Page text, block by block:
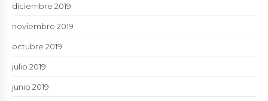
diciembre 2019
noviembre 2019
octubre 2019
julio 2019
junio 2019